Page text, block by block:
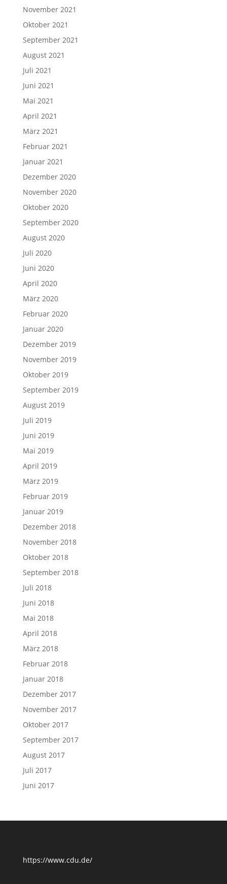
November 2021
Oktober 2021
September 2021
August 2021
Juli 2021
Juni 2021
Mai 2021
April 2021
März 2021
Februar 2021
Januar 2021
Dezember 2020
November 2020
Oktober 2020
September 2020
August 2020
Juli 2020
Juni 2020
April 2020
März 2020
Februar 2020
Januar 2020
Dezember 2019
November 2019
Oktober 2019
September 2019
August 2019
Juli 2019
Juni 2019
Mai 2019
April 2019
März 2019
Februar 2019
Januar 2019
Dezember 2018
November 2018
Oktober 2018
September 2018
Juli 2018
Juni 2018
Mai 2018
April 2018
März 2018
Februar 2018
Januar 2018
Dezember 2017
November 2017
Oktober 2017
September 2017
August 2017
Juli 2017
Juni 2017
https://www.cdu.de/